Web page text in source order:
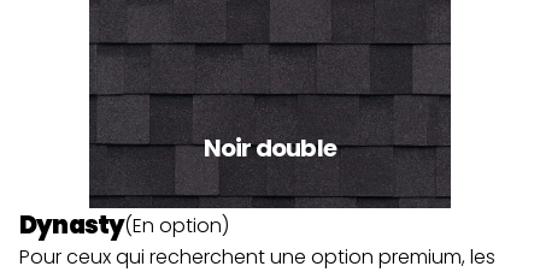
Noir double
Dynasty(En option)
Pour ceux qui recherchent une option premium, les